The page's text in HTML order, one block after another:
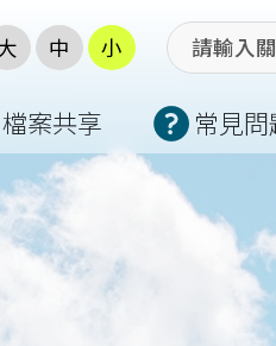
中 小
檔案共享 常見問